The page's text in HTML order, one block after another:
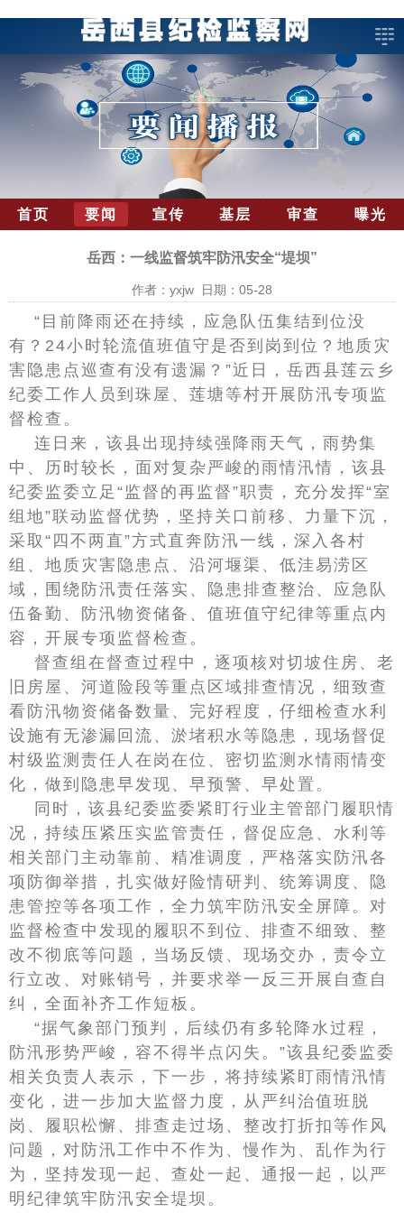
首页 要闻 宣传 基层 审查 曝光
岳西：一线监督筑牢防汛安全“堤坝”
作者：yxjw 日期：05-28
“目前降雨还在持续，应急队伍集结到位没
有？24小时轮流值班值守是否到岗到位？地质灾
害隐患点巡查有没有遗漏？”近日，岳西县莲云乡
纪委工作人员到珠屋、莲塘等村开展防汛专项监
督检查。
连日来，该县出现持续强降雨天气，雨势集
中、历时较长，面对复杂严峻的雨情汛情，该县
纪委监委立足“监督的再监督”职责，充分发挥“室
组地”联动监督优势，坚持关口前移、力量下沉，
采取“四不两直”方式直奔防汛一线，深入各村
组、地质灾害隐患点、沿河堰渠、低洼易涝区
域，围绕防汛责任落实、隐患排查整治、应急队
伍备勤、防汛物资储备、值班值守纪律等重点内
容，开展专项监督检查。
督查组在督查过程中，逐项核对切坡住房、老
旧房屋、河道险段等重点区域排查情况，细致查
看防汛物资储备数量、完好程度，仔细检查水利
设施有无渗漏回流、淤堵积水等隐患，现场督促
村级监测责任人在岗在位、密切监测水情雨情变
化，做到隐患早发现、早预警、早处置。
同时，该县纪委监委紧盯行业主管部门履职情
况，持续压紧压实监管责任，督促应急、水利等
相关部门主动靠前、精准调度，严格落实防汛各
项防御举措，扎实做好险情研判、统筹调度、隐
患管控等各项工作，全力筑牢防汛安全屏障。对
监督检查中发现的履职不到位、排查不细致、整
改不彻底等问题，当场反馈、现场交办，责令立
行立改、对账销号，并要求举一反三开展自查自
纠，全面补齐工作短板。
“据气象部门预判，后续仍有多轮降水过程，
防汛形势严峻，容不得半点闪失。”该县纪委监委
相关负责人表示，下一步，将持续紧盯雨情汛情
变化，进一步加大监督力度，从严纠治值班脱
岗、履职松懈、排查走过场、整改打折扣等作风
问题，对防汛工作中不作为、慢作为、乱作为行
为，坚持发现一起、查处一起、通报一起，以严
明纪律筑牢防汛安全堤坝。